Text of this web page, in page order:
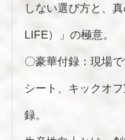
しない選び方と、
LIFE）」の極意。
〇豪華付録：現場
シート、キックオ
録。